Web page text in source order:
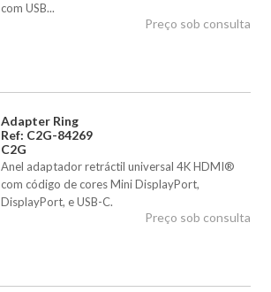
com USB...
Preço sob consulta
Adapter Ring
Ref: C2G-84269
C2G
Anel adaptador retráctil universal 4K HDMI®
com código de cores Mini DisplayPort,
DisplayPort, e USB-C.
Preço sob consulta